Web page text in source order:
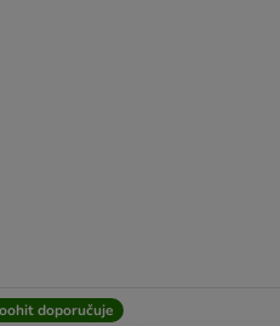
doporučuje